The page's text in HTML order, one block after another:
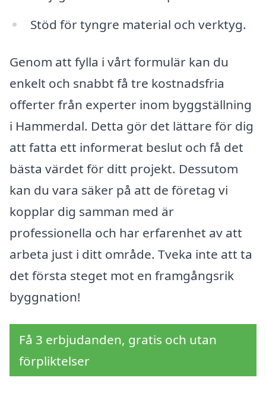
Stöd för tyngre material och verktyg.
Genom att fylla i vårt formulär kan du
enkelt och snabbt få tre kostnadsfria
offerter från experter inom byggställning
i Hammerdal. Detta gör det lättare för dig
att fatta ett informerat beslut och få det
bästa värdet för ditt projekt. Dessutom
kan du vara säker på att de företag vi
kopplar dig samman med är
professionella och har erfarenhet av att
arbeta just i ditt område. Tveka inte att ta
det första steget mot en framgångsrik
byggnation!
Få 3 erbjudanden, gratis och utan
förpliktelser